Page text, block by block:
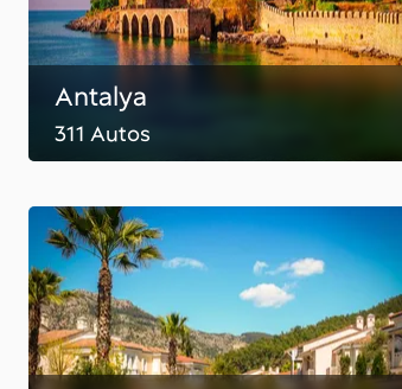
Antalya
311 Autos